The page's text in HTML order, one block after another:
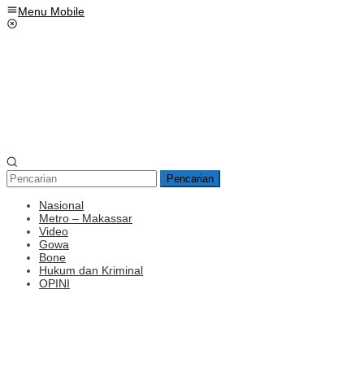
Menu Mobile
Pencarian
Nasional
Metro – Makassar
Video
Gowa
Bone
Hukum dan Kriminal
OPINI